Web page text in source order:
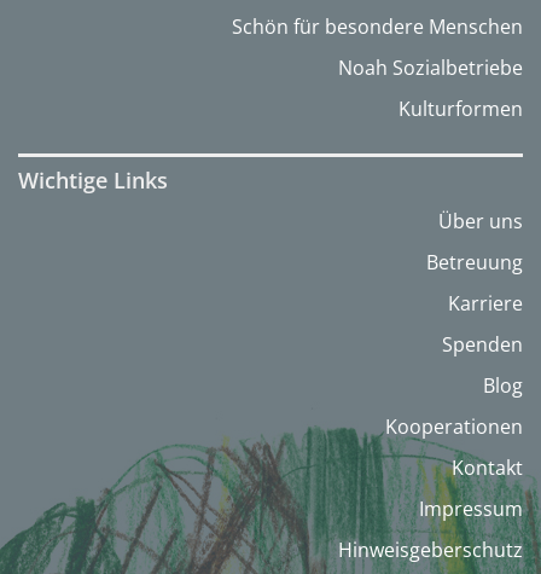
Schön für besondere Menschen
Noah Sozialbetriebe
Kulturformen
Wichtige Links
Über uns
Betreuung
Karriere
Spenden
Blog
Kooperationen
Kontakt
Impressum
Hinweisgeberschutz